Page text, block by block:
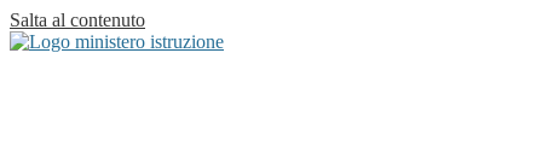
Salta al contenuto